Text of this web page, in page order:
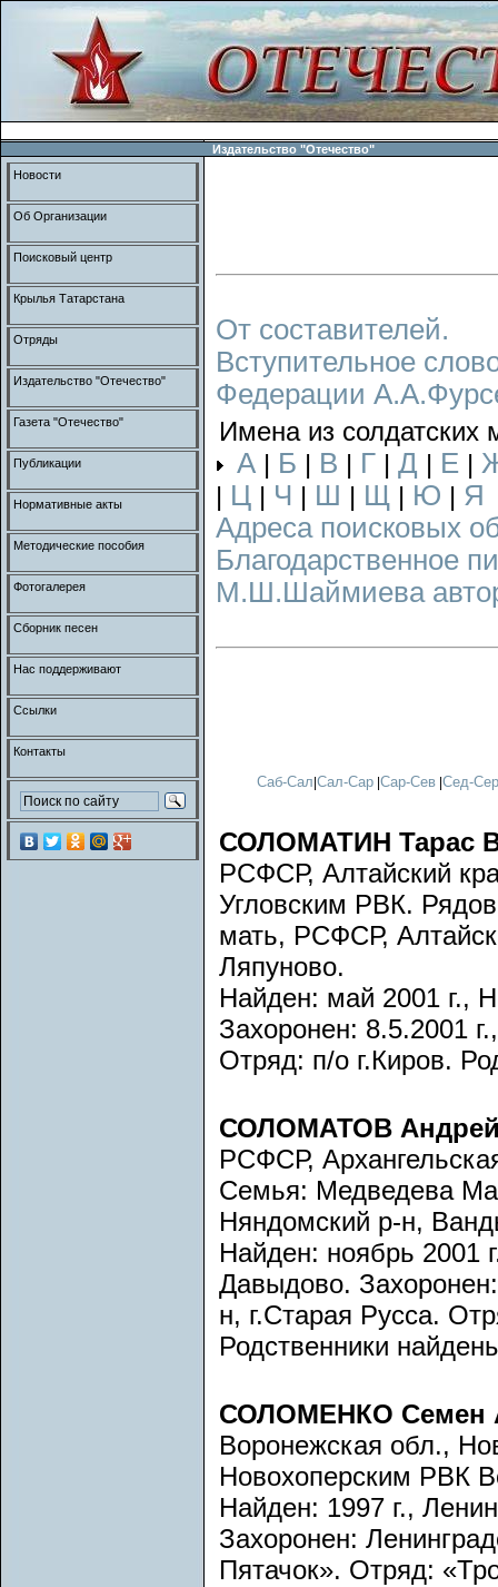
Издательство "Отечество"
От составителей.
Вступительное
Федерации
Имена из солдатских
А | Б | В | Г | Д | Е |
| Ц | Ч | Ш | Щ | Ю | Я
Адреса поисковых
Благодарственное
М.Ш.Шаймиева
Саб-Сал Сал-Сар| Сар-Сев| Сед-Сер
СОЛОМАТИН Тарас
РСФСР, Алтайский
Угловским РВК.
мать, РСФСР,
Ляпуново.
Найден: май 2001 г.,
Захоронен: 8.5.2001
Отряд: п/о г.Киров.
СОЛОМАТОВ Андрей
РСФСР,
Семья: Медведева
Няндомский р-н,
Найден: ноябрь 2001
Давыдово.
н, г.Старая Русса.
Родственники
СОЛОМЕНКО Семен
Воронежская обл.,
Новохоперским РВК
Найден: 1997 г.,
Захоронен:
Пятачок». Отряд:
Новости
Об Организации
Поисковый центр
Крылья Татарстана
Отряды
Издательство "Отечество"
Газета "Отечество"
Публикации
Нормативные акты
Методические пособия
Фотогалерея
Сборник песен
Нас поддерживают
Ссылки
Контакты